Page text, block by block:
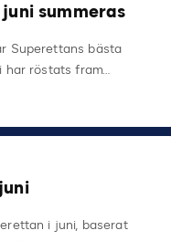
summeras
Superettans bästa
har röstats fram…
i juni, baserat